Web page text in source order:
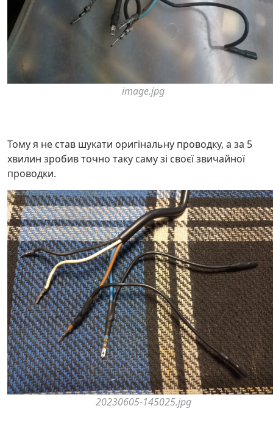
image.jpg
Тому я не став шукати оригінальну проводку, а за 5
хвилин зробив точно таку саму зі своєї звичайної
проводки.
20230605-145025.jpg